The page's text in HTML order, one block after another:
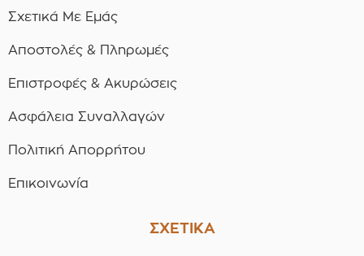
Σχετικά Με Εμάς
Αποστολές & Πληρωμές
Επιστροφές & Ακυρώσεις
Ασφάλεια Συναλλαγών
Πολιτική Απορρήτου
Επικοινωνία
ΣΧΕΤΙΚΑ